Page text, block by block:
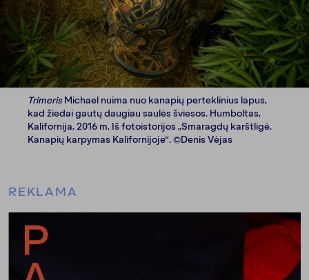
TrimerisMichael nuima nuo kanapių perteklinius lapus,
kad žiedai gautų daugiau saulės šviesos. Humboltas,
Kalifornija, 2016 m. Iš fotoistorijos „Smaragdų karštligė.
Kanapių karpymas Kalifornijoje“. ©Denis Vėjas
REKLAMA